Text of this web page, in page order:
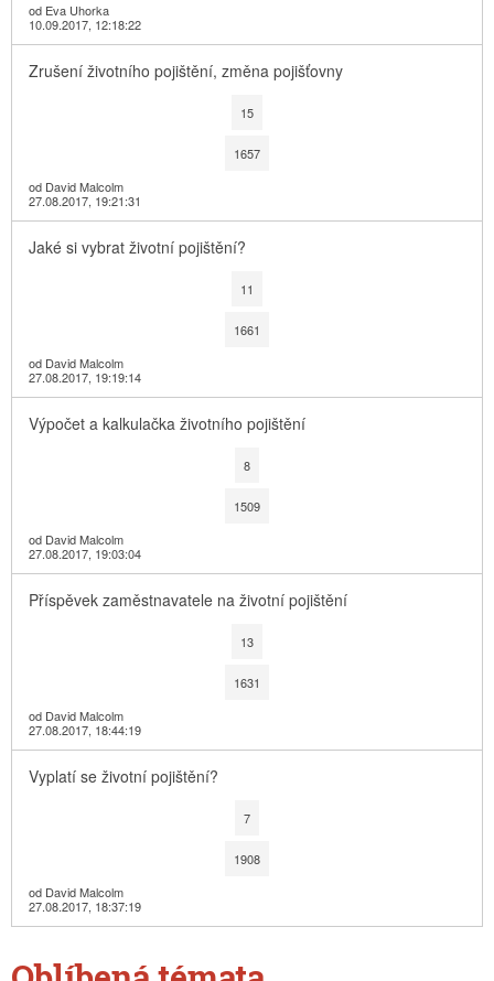
od Eva Uhorka
10.09.2017, 12:18:22
Zrušení životního pojištění, změna pojišťovny
15
1657
od David Malcolm
27.08.2017, 19:21:31
Jaké si vybrat životní pojištění?
11
1661
od David Malcolm
27.08.2017, 19:19:14
Výpočet a kalkulačka životního pojištění
8
1509
od David Malcolm
27.08.2017, 19:03:04
Příspěvek zaměstnavatele na životní pojištění
13
1631
od David Malcolm
27.08.2017, 18:44:19
Vyplatí se životní pojištění?
7
1908
od David Malcolm
27.08.2017, 18:37:19